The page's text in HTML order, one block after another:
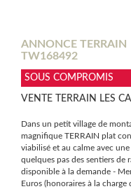
ANNONCE TERRAIN
TW168492
SOUS COMPROMIS
VENTE TERRAIN LES
Dans un petit village de
magnifique TERRAIN plat
viabilisé et au calme avec
quelques pas des sentiers de
disponible à la demande -
Euros (honoraires à la